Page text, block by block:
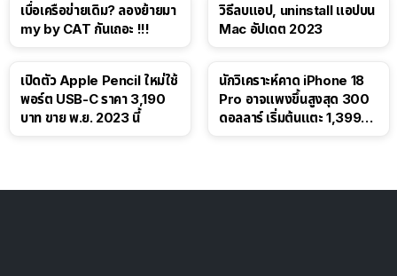
เบื่อเครือข่ายเดิม? ลองย้ายมา
my by CAT กันเถอะ !!!
วิธีลบแอป, uninstall แอปบน
Mac อัปเดต 2023
เปิดตัว Apple Pencil ใหม่ใช้
พอร์ต USB-C ราคา 3,190
บาท ขาย พ.ย. 2023 นี้
นักวิเคราะห์คาด iPhone 18
Pro อาจแพงขึ้นสูงสุด 300
ดอลลาร์ เริ่มต้นแตะ 1,399